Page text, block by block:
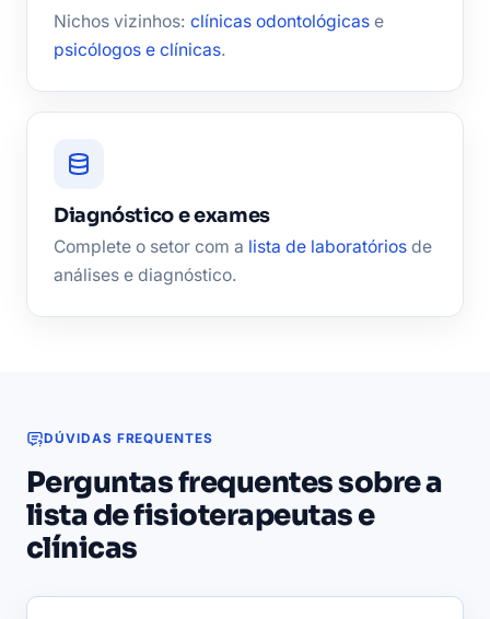
Nichos vizinhos: clínicas odontológicas e
psicólogos e clínicas.
Diagnóstico e exames
Complete o setor com a lista de laboratórios de
análises e diagnóstico.
DÚVIDAS FREQUENTES
Perguntas frequentes sobre a
lista de fisioterapeutas e
clínicas